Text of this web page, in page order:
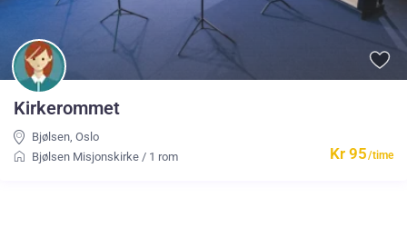
Kr 95/time
Kirkerommet
Bjølsen,Oslo
Bjølsen Misjonskirke / 1 rom